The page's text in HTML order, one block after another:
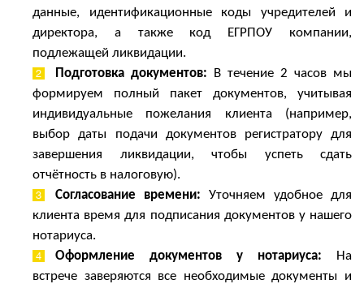
данные, идентификационные коды учредителей и
директора, а также код ЕГРПОУ компании,
подлежащей ликвидации.
Подготовка документов:
В течение 2 часов мы
формируем полный пакет документов, учитывая
индивидуальные пожелания клиента (например,
выбор даты подачи документов регистраторудля
завершения ликвидации, чтобы успеть сдать
отчётность в налоговую).
Согласование времени:
Уточняем удобное для
клиента время для подписания документов у нашего
нотариуса.
Оформление документов у нотариуса:
На
встрече заверяются все необходимые документы и